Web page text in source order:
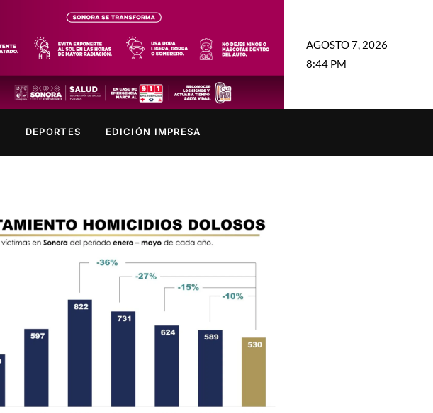
AGOSTO 7, 2026
8:44 PM
DEPORTES EDICIÓN IMPRESA